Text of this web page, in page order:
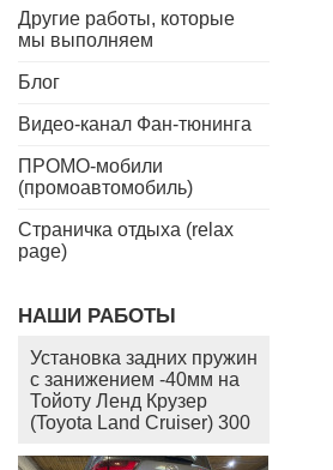
Другие работы, которые
мы выполняем
Блог
Видео-канал Фан-тюнинга
ПРОМО-мобили
(промоавтомобиль)
Страничка отдыха (relax
page)
НАШИ РАБОТЫ
Установка задних пружин
с занижением -40мм на
Тойоту Ленд Крузер
(Toyota Land Cruiser) 300